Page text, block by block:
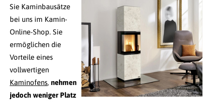
Sie Kaminbausätze
bei uns im Kamin-
Online-Shop. Sie
ermöglichen die
Vorteile eines
vollwertigen
Kaminofens, nehmen
jedoch weniger Platz